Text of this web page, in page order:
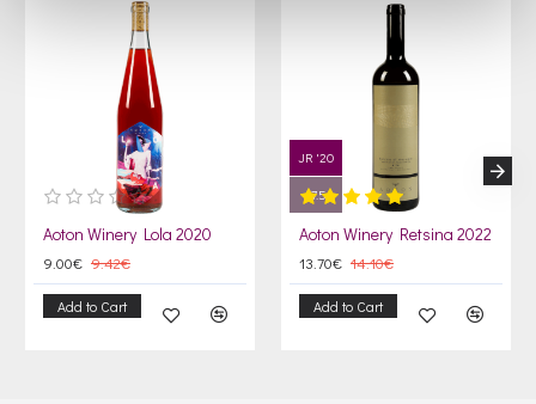
Aoton Winery Lola 2020
9.00€ 9.42€
Add to Cart
JR '20
17.5
Aoton Winery Retsina 2022
13.70€ 14.10€
Add to Cart